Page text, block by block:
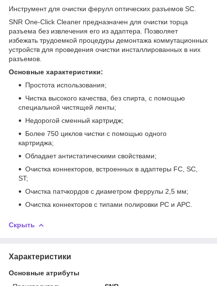
Инструмент для очистки ферулл оптических разъемов SC.
SNR One-Click Cleaner предназначен для очистки торца
разъема без извлечения его из адаптера. Позволяет
избежать трудоемкой процедуры демонтажа коммутационных
устройств для проведения очистки инсталлированных в них
разъемов.
Основные характеристики:
Простота использования;
Чистка высокого качества, без спирта, с помощью
специальной чистящей ленты;
Недорогой сменный картридж;
Более 750 циклов чистки с помощью одного
картриджа;
Обладает антистатическими свойствами;
Очистка коннекторов, встроенных в адаптеры FC, SC,
ST;
Очистка патчкордов с диаметром феррулы 2,5 мм;
Очистка коннекторов с типами полировки PC и APC.
Скрыть
Характеристики
Основные атрибуты